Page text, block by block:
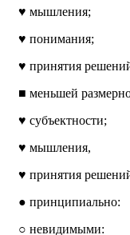
♥ мышления;
♥ понимания;
♥ принятия
■ меньшей
♥ субъектности;
♥ мышления,
♥ принятия
● принципиально:
○ невидимыми: